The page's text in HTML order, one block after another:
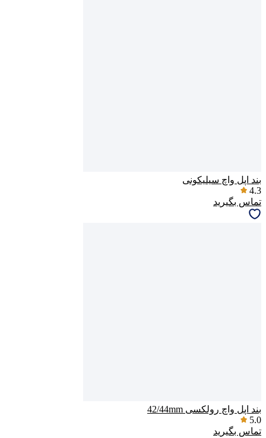
بند اپل واچ سیلیکونی
4.3
تماس بگیرید
بند اپل واچ رولکسی 42/44mm
5.0
تماس بگیرید